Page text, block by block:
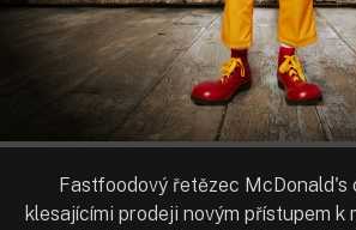
Fastfoodový řetězec McDonald's chce
Ronalda McDonalda, oblékla do nového
autor:
Fastfoodový řetězec McDonald's
klesajícími prodeji novým přístupem k